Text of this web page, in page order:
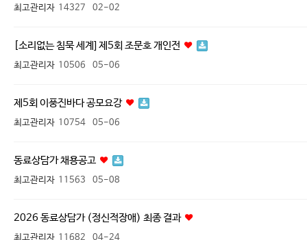
최고관리자 14327 02-02
[소리없는 침묵 세계] 제5회 조문호 개인전
최고관리자 10506 05-06
제5회 이풍진바다 공모요강
최고관리자 10754 05-06
동료상담가 채용공고
최고관리자 11563 05-08
2026 동료상담가 (정신적장애) 최종 결과
최고관리자 11682 04-24